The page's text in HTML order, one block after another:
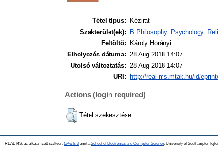
Tétel típus:
Kézirat
Szakterület(ek):
B Philosophy. Psychology.
Feltöltő:
Károly Horányi
Elhelyezés dátuma: 28 Aug 2018 14:07
Utolsó változtatás: 28 Aug 2018 14:07
URI:
http://real-ms.mtak.hu/id/
Actions (login required)
Tétel szekesztése
REAL-MS, az alkalamzott szoftver: EPrints 3amit a School of Electronics and Computer Science , University of Southampton